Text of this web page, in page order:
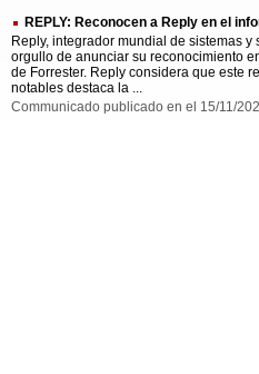
REPLY: Reconocen a Reply en el
Reply, integrador mundial de sistemas y
orgullo de anunciar su reconocimiento
de Forrester. Reply considera que este
notables destaca la ...
Communicado publicado en el 15/11/